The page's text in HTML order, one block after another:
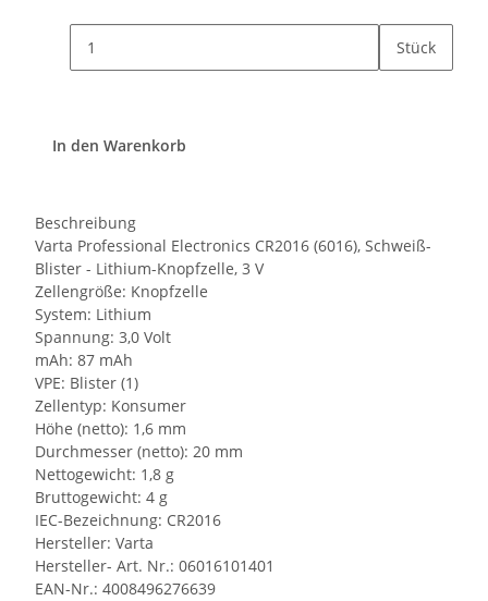
Stück
In den Warenkorb
Beschreibung
Varta Professional Electronics CR2016 (6016), Schweiß-
Blister - Lithium-Knopfzelle, 3 V
Zellengröße: Knopfzelle
System: Lithium
Spannung: 3,0 Volt
mAh: 87 mAh
VPE: Blister (1)
Zellentyp: Konsumer
Höhe (netto): 1,6 mm
Durchmesser (netto): 20 mm
Nettogewicht: 1,8 g
Bruttogewicht: 4 g
IEC-Bezeichnung: CR2016
Hersteller: Varta
Hersteller- Art. Nr.: 06016101401
EAN-Nr.: 4008496276639